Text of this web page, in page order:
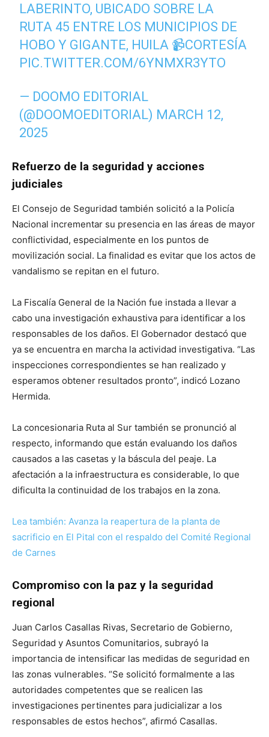
LABERINTO, UBICADO SOBRE LA
RUTA 45 ENTRE LOS MUNICIPIOS DE
HOBO Y GIGANTE, HUILA 📹CORTESÍA
PIC.TWITTER.COM/6YNMXR3YTO
— DOOMO EDITORIAL
(@DOOMOEDITORIAL) MARCH 12,
2025
Refuerzo de la seguridad y acciones
judiciales
El Consejo de Seguridad también solicitó a la Policía
Nacional incrementar su presencia en las áreas de mayor
conflictividad, especialmente en los puntos de
movilización social. La finalidad es evitar que los actos de
vandalismo se repitan en el futuro.
La Fiscalía General de la Nación fue instada a llevar a
cabo una investigación exhaustiva para identificar a los
responsables de los daños. El Gobernador destacó que
ya se encuentra en marcha la actividad investigativa. “Las
inspecciones correspondientes se han realizado y
esperamos obtener resultados pronto”, indicó Lozano
Hermida.
La concesionaria Ruta al Sur también se pronunció al
respecto, informando que están evaluando los daños
causados a las casetas y la báscula del peaje. La
afectación a la infraestructura es considerable, lo que
dificulta la continuidad de los trabajos en la zona.
Lea también: Avanza la reapertura de la planta de
sacrificio en El Pital con el respaldo del Comité Regional
de Carnes
Compromiso con la paz y la seguridad
regional
Juan Carlos Casallas Rivas, Secretario de Gobierno,
Seguridad y Asuntos Comunitarios, subrayó la
importancia de intensificar las medidas de seguridad en
las zonas vulnerables. “Se solicitó formalmente a las
autoridades competentes que se realicen las
investigaciones pertinentes para judicializar a los
responsables de estos hechos”, afirmó Casallas.